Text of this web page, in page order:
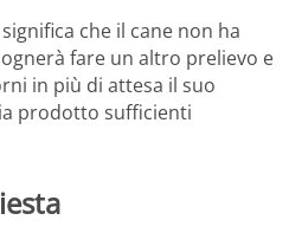
che il cane non ha
fare un altro prelievo e
in più di attesa il suo
prodotto sufficienti